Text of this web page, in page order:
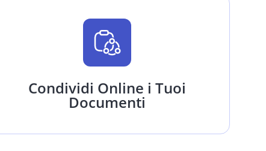
Condividi Online i Tuoi
Documenti